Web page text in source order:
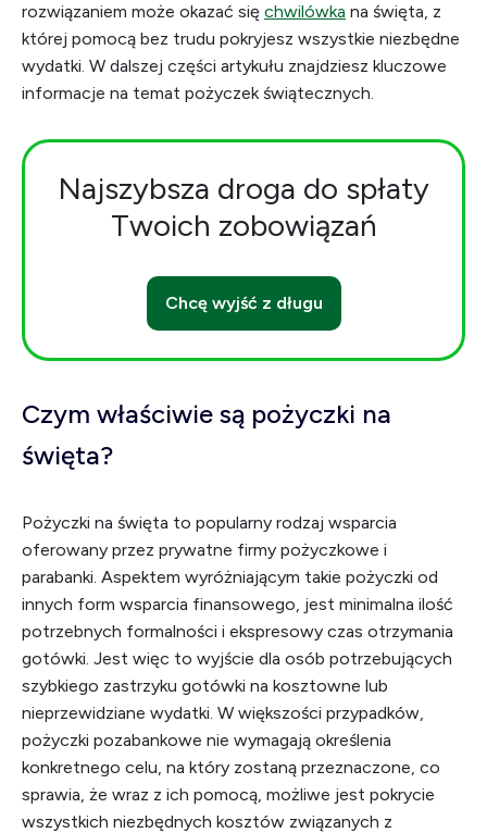
rozwiązaniem może okazać się chwilówka na święta, z
której pomocą bez trudu pokryjesz wszystkie niezbędne
wydatki. W dalszej części artykułu znajdziesz kluczowe
informacje na temat pożyczek świątecznych.
Najszybsza droga do spłaty
Twoich zobowiązań
Chcę wyjść z długu
Czym właściwie są pożyczki na
święta?
Pożyczki na święta to popularny rodzaj wsparcia
oferowany przez prywatne firmy pożyczkowe i
parabanki. Aspektem wyróżniającym takie pożyczki od
innych form wsparcia finansowego, jest minimalna ilość
potrzebnych formalności i ekspresowy czas otrzymania
gotówki. Jest więc to wyjście dla osób potrzebujących
szybkiego zastrzyku gotówki na kosztowne lub
nieprzewidziane wydatki. W większości przypadków,
pożyczki pozabankowe nie wymagają określenia
konkretnego celu, na który zostaną przeznaczone, co
sprawia, że wraz z ich pomocą, możliwe jest pokrycie
wszystkich niezbędnych kosztów związanych z